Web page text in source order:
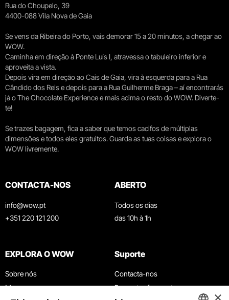
Rua do Choupelo, 39
4400-088 Vila Nova de Gaia
Se vens da Ribeira do Porto, vais demorar 15 a 20 minutos, a chegar ao
WOW.
Caminha em direção à Ponte Luís I, atravessa o tabuleiro inferior e
aproveita a vista.
Depois vira em direção ao Cais de Gaia, vira à esquerda para a Rua
Cândido dos Reis e depois para a Rua Guilherme Braga – aí encontrarás
já o The Chocolate Experience e mais acima o resto do WOW. Diverte-
te!
Se trazes bagagem, fica a saber que temos cacifos de múltiplas
dimensões e todos eles gratuitos. Guarda as tuas coisas e explora o
WOW livremente.
CONTACTA-NOS
info@wow.pt
+351 220 121 200
ABERTO
Todos os dias
das 10h à 1h
EXPLORA O WOW
Sobre nós
Museus
Suporte
Contacta-nos
Perguntas frequentes